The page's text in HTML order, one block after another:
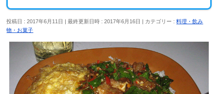
投稿日 : 2017年6月11日 最終更新日時 : 2017年6月16日 カテゴリー :料理・飲み
物・お菓子